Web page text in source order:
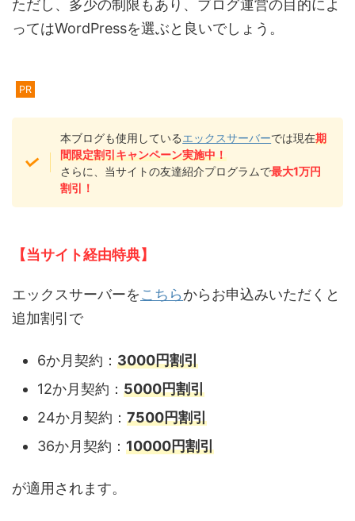
ただし、多少の制限もあり、ブログ運営の目的によ
ってはWordPressを選ぶと良いでしょう。
PR
本ブログも使用しているエックスサーバーでは現在期
間限定割引キャンペーン実施中！
さらに、当サイトの友達紹介プログラムで最大1万円
割引！
【当サイト経由特典】
エックスサーバーをこちらからお申込みいただくと
追加割引で
6か月契約： 3000円割引
12か月契約： 5000円割引
24か月契約： 7500円割引
36か月契約： 10000円割引
が適用されます。